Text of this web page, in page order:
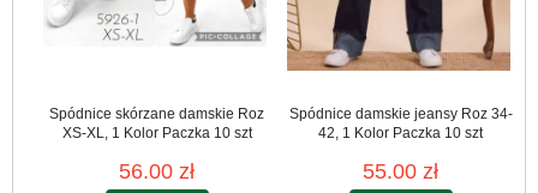
Spódnice skórzane damskie Roz
XS-XL, 1 Kolor Paczka 10 szt
56.00 zł
Spódnice damskie jeansy Roz 34-
42, 1 Kolor Paczka 10 szt
55.00 zł